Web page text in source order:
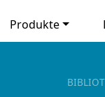
Produkte